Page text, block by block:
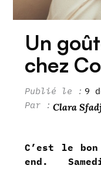
Un
chez
9
Clara
C’est le bon
end.